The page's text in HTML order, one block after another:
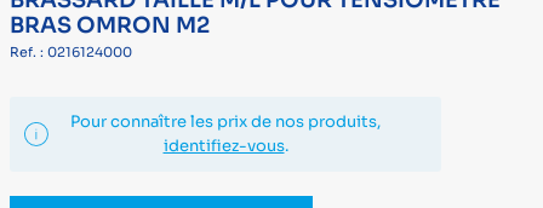
BRAS OMRON M2
Ref. : 0216124000
Pour connaître les prix de nos produits,
identifiez-vous.